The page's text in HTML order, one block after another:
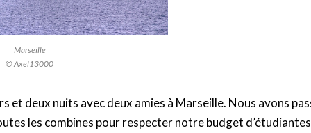
Marseille
© Axel13000
et deux nuits avec deux amies à Marseille. Nous avons
les combines pour respecter notre budget